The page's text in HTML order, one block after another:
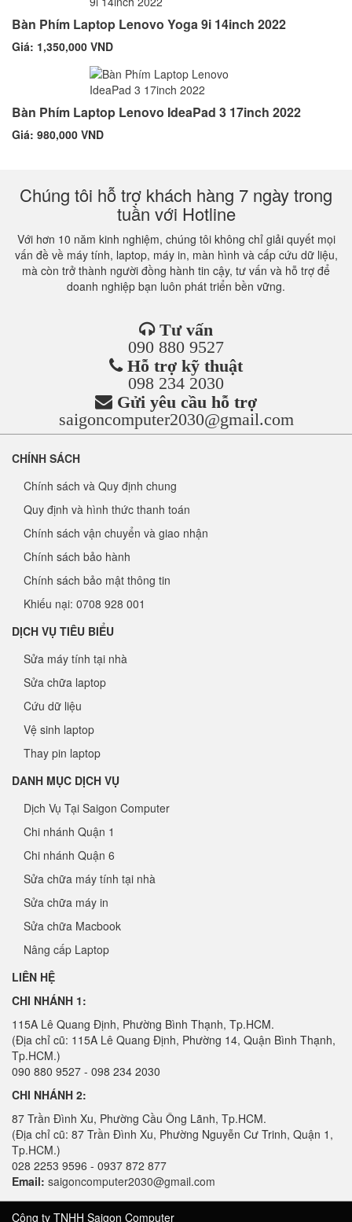
Bàn Phím Laptop Lenovo Yoga 9i 14inch 2022
Giá: 1,350,000 VND
Bàn Phím Laptop Lenovo IdeaPad 3 17inch 2022
Giá: 980,000 VND
Chúng tôi hỗ trợ khách hàng 7 ngày trong
tuần với Hotline
Với hơn 10 năm kinh nghiệm, chúng tôi không chỉ giải quyết mọi
vấn đề về máy tính, laptop, máy in, màn hình và cấp cứu dữ liệu,
mà còn trở thành người đồng hành tin cậy, tư vấn và hỗ trợ để
doanh nghiệp bạn luôn phát triển bền vững.
Tư vấn
090 880 9527
Hỗ trợ kỹ thuật
098 234 2030
Gửi yêu cầu hỗ trợ
saigoncomputer2030@gmail.com
CHÍNH SÁCH
Chính sách và Quy định chung
Quy định và hình thức thanh toán
Chính sách vận chuyển và giao nhận
Chính sách bảo hành
Chính sách bảo mật thông tin
Khiếu nại: 0708 928 001
DỊCH VỤ TIÊU BIỂU
Sửa máy tính tại nhà
Sửa chữa laptop
Cứu dữ liệu
Vệ sinh laptop
Thay pin laptop
DANH MỤC DỊCH VỤ
Dịch Vụ Tại Saigon Computer
Chi nhánh Quận 1
Chi nhánh Quận 6
Sửa chữa máy tính tại nhà
Sửa chữa máy in
Sửa chữa Macbook
Nâng cấp Laptop
LIÊN HỆ
CHI NHÁNH 1:
115A Lê Quang Định, Phường Bình Thạnh, Tp.HCM.
(Địa chỉ cũ: 115A Lê Quang Định, Phường 14, Quận Bình Thạnh,
Tp.HCM.)
090 880 9527 - 098 234 2030
CHI NHÁNH 2:
87 Trần Đình Xu, Phường Cầu Ông Lãnh, Tp.HCM.
(Địa chỉ cũ: 87 Trần Đình Xu, Phường Nguyễn Cư Trinh, Quận 1,
Tp.HCM.)
028 2253 9596 - 0937 872 877
Email: saigoncomputer2030@gmail.com
Công ty TNHH Saigon Computer